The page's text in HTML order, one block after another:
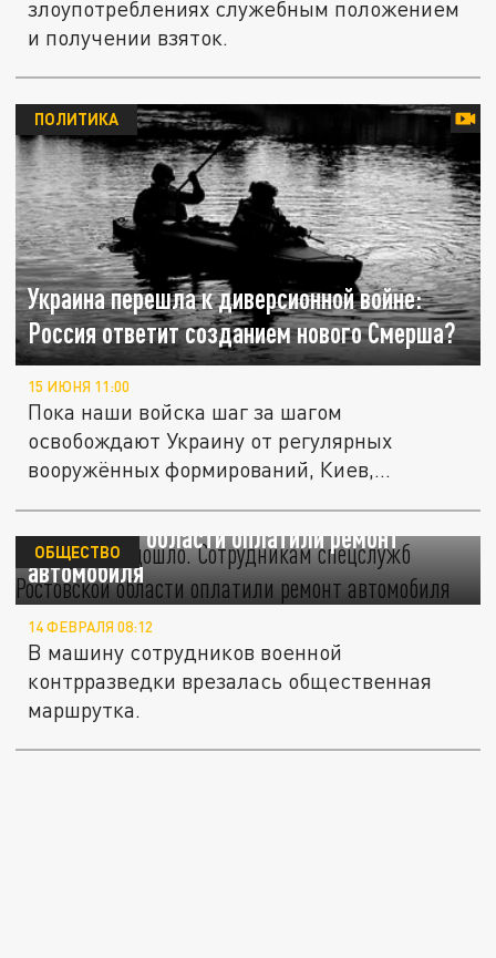
злоупотреблениях служебным положением
и получении взяток.
Украина перешла к диверсионной войне:
Россия ответит созданием нового Смерша?
ПОЛИТИКА
15 ИЮНЯ 11:00
Пока наши войска шаг за шагом
освобождают Украину от регулярных
вооружённых формирований, Киев,
До суда не дошло. Сотрудникам спецслужб
Ростовской области оплатили ремонт
автомобиля
ОБЩЕСТВО
14 ФЕВРАЛЯ 08:12
В машину сотрудников военной
контрразведки врезалась общественная
маршрутка.